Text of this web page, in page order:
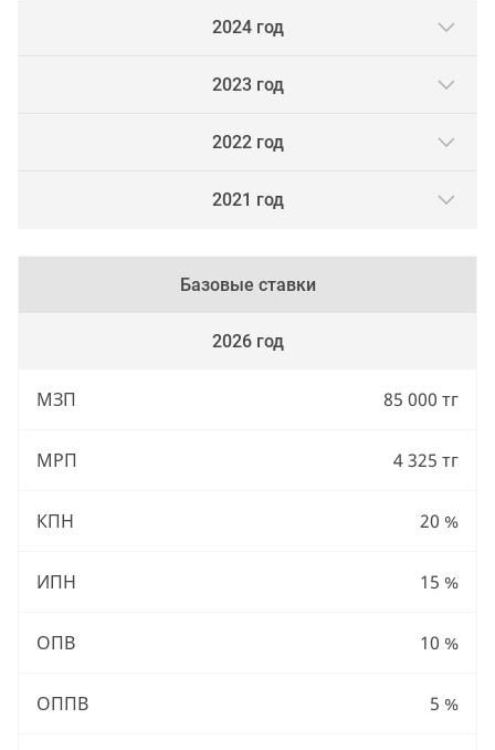
2024 год
2023 год
2022 год
2021 год
Базовые ставки
2026 год
МЗП 85 000 тг
МРП 4 325 тг
КПН 20 %
ИПН 15 %
ОПВ 10 %
ОППВ 5 %